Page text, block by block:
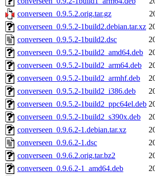
converseen_0.9.5.2.orig.tar.gz
converseen_0.9.5.2-1build2.debian.tar.xz
converseen_0.9.5.2-1build2.dsc
converseen_0.9.5.2-1build2_amd64.deb
converseen_0.9.5.2-1build2_arm64.deb
converseen_0.9.5.2-1build2_armhf.deb
converseen_0.9.5.2-1build2_i386.deb
converseen_0.9.5.2-1build2_ppc64el.deb
converseen_0.9.5.2-1build2_s390x.deb
converseen_0.9.6.2-1.debian.tar.xz
converseen_0.9.6.2-1.dsc
converseen_0.9.6.2.orig.tar.bz2
converseen_0.9.6.2-1_amd64.deb